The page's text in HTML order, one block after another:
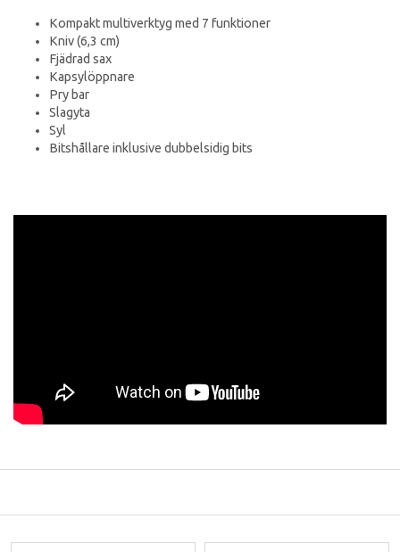
Kompakt multiverktyg med 7 funktioner
Kniv (6,3 cm)
Fjädrad sax
Kapsylöppnare
Pry bar
Slagyta
Syl
Bitshållare inklusive dubbelsidig bits